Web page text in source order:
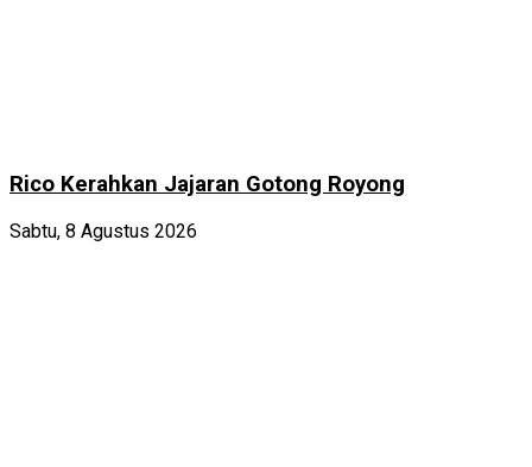
Rico Kerahkan Jajaran Gotong Royong
Sabtu, 8 Agustus 2026